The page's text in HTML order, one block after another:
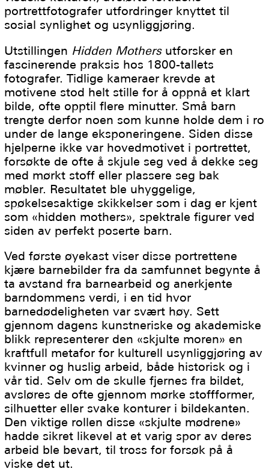
portrettfotografer utfordringer knyttet til
sosial synlighet og usynliggjøring.
Utstillingen Hidden Mothersutforsker en
fascinerende praksis hos 1800-tallets
fotografer. Tidlige kameraer krevde at
motivene stod helt stille for å oppnå et klart
bilde, ofte opptil flere minutter. Små barn
trengte derfor noen som kunne holde dem i ro
under de lange eksponeringene. Siden disse
hjelperne ikke var hovedmotivet i portrettet,
forsøkte de ofte å skjule seg ved å dekke seg
med mørkt stoff eller plassere seg bak
møbler. Resultatet ble uhyggelige,
spøkelsesaktige skikkelser som i dag er kjent
som «hidden mothers», spektrale figurer ved
siden av perfekt poserte barn.
Ved første øyekast viser disse portrettene
kjære barnebilder fra da samfunnet begynte å
ta avstand fra barnearbeid og anerkjente
barndommens verdi, i en tid hvor
barnedødeligheten var svært høy. Sett
gjennom dagens kunstneriske og akademiske
blikk representerer den «skjulte moren» en
kraftfull metafor for kulturell usynliggjøring av
kvinner og huslig arbeid, både historisk og i
vår tid. Selv om de skulle fjernes fra bildet,
avsløres de ofte gjennom mørke stoffformer,
silhuetter eller svake konturer i bildekanten.
Den viktige rollen disse «skjulte mødrene»
hadde sikret likevel at et varig spor av deres
arbeid ble bevart, til tross for forsøk på å
viske det ut.